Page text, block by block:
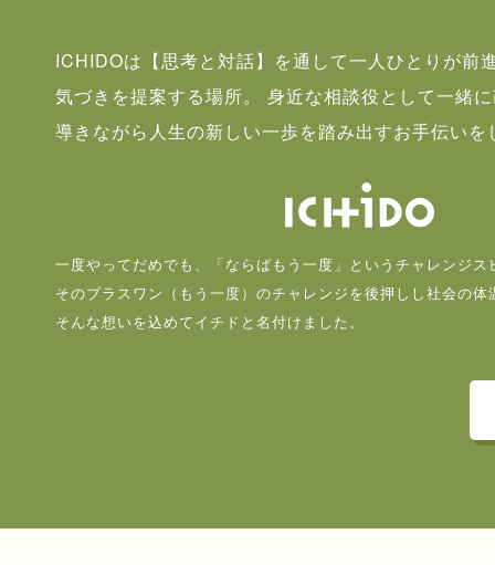
ICHIDOは【思考と対話】を通して一人ひとりが前
気づきを提案する場所。 身近な相談役として一緒
導きながら人生の新しい一歩を踏み出すお手伝いを
一度やってだめでも、「ならばもう一度」というチャレンジス
そのプラスワン（もう一度）のチャレンジを後押しし社会の
そんな想いを込めてイチドと名付けました。